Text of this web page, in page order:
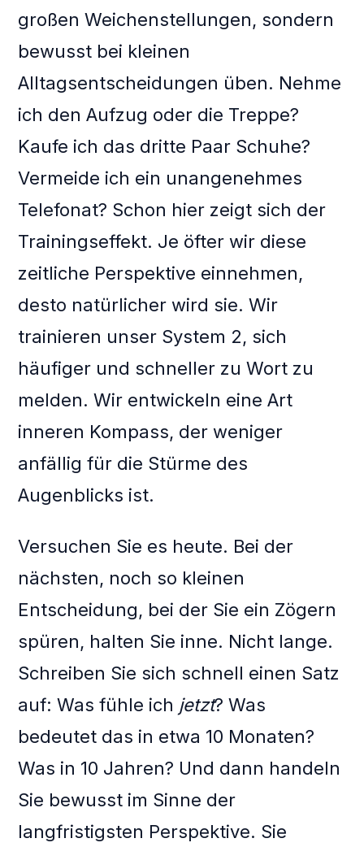
großen Weichenstellungen, sondern
bewusst bei kleinen
Alltagsentscheidungen üben. Nehme
ich den Aufzug oder die Treppe?
Kaufe ich das dritte Paar Schuhe?
Vermeide ich ein unangenehmes
Telefonat? Schon hier zeigt sich der
Trainingseffekt. Je öfter wir diese
zeitliche Perspektive einnehmen,
desto natürlicher wird sie. Wir
trainieren unser System 2, sich
häufiger und schneller zu Wort zu
melden. Wir entwickeln eine Art
inneren Kompass, der weniger
anfällig für die Stürme des
Augenblicks ist.
Versuchen Sie es heute. Bei der
nächsten, noch so kleinen
Entscheidung, bei der Sie ein Zögern
spüren, halten Sie inne. Nicht lange.
Schreiben Sie sich schnell einen Satz
auf: Was fühle ich jetzt? Was
bedeutet das in etwa 10 Monaten?
Was in 10 Jahren? Und dann handeln
Sie bewusst im Sinne der
langfristigsten Perspektive. Sie